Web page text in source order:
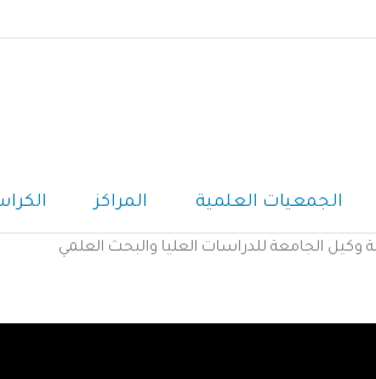
الجمعيات العلمية المراكز
الجامعة للدراسات العليا والبحث العلمي